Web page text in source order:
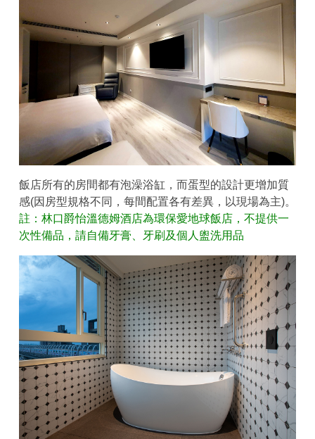
飯店所有的房間都有泡澡浴缸，而蛋型的設計更增加質
感(因房型規格不同，每間配置各有差異，以現場為主)。
註：林口爵怡溫德姆酒店為環保愛地球飯店，不提供一
次性備品，請自備牙膏、牙刷及個人盥洗用品